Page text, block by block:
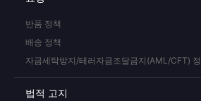
반품 정책
배송 정책
자금세탁방지/테러자금조달금지(AML/CFT)
법적 고지